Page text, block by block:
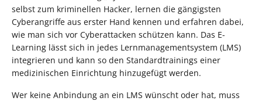
selbst zum kriminellen Hacker, lernen die gängigsten
Cyberangriffe aus erster Hand kennen und erfahren dabei,
wie man sich vor Cyberattacken schützen kann. Das E-
Learning lässt sich in jedes Lernmanagementsystem (LMS)
integrieren und kann so den Standardtrainings einer
medizinischen Einrichtung hinzugefügt werden.
Wer keine Anbindung an ein LMS wünscht oder hat, muss